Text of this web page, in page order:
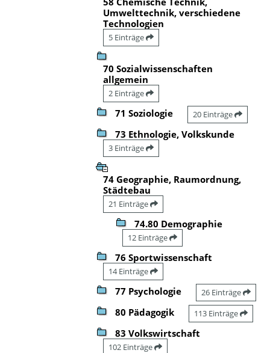
Umwelttechnik, verschiedene
Technologien
5 Einträge
70 Sozialwissenschaften
allgemein
2 Einträge
71 Soziologie 20 Einträge
73 Ethnologie, Volkskunde
3 Einträge
74 Geographie, Raumordnung,
Städtebau
21 Einträge
74.80 Demographie
12 Einträge
76 Sportwissenschaft
14 Einträge
77 Psychologie 26 Einträge
80 Pädagogik 113 Einträge
83 Volkswirtschaft
102 Einträge